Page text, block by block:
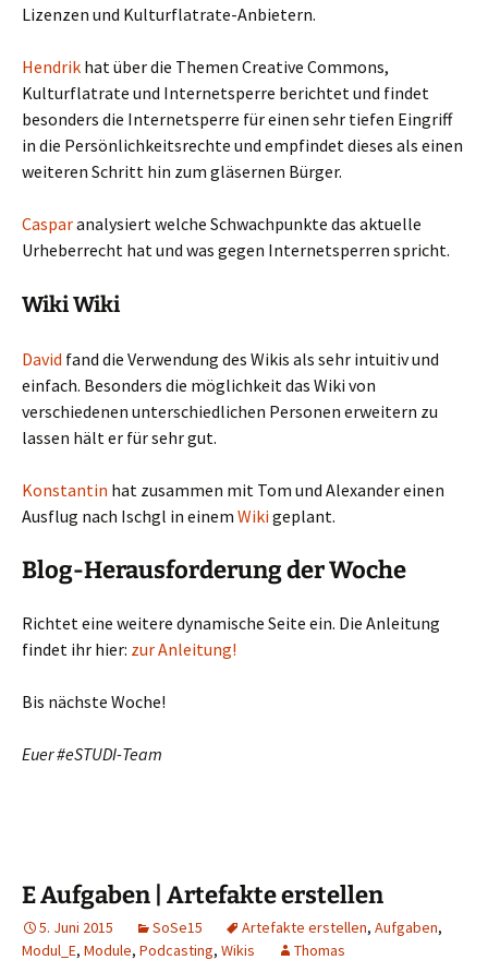
Lizenzen und Kulturflatrate-Anbietern.
Hendrik hat über die Themen Creative Commons,
Kulturflatrate und Internetsperre berichtet und findet
besonders die Internetsperre für einen sehr tiefen Eingriff
in die Persönlichkeitsrechte und empfindet dieses als einen
weiteren Schritt hin zum gläsernen Bürger.
Casparanalysiert welche Schwachpunkte das aktuelle
Urheberrecht hat und was gegen Internetsperren spricht.
Wiki Wiki
David fand die Verwendung des Wikis als sehr intuitiv und
einfach. Besonders die möglichkeit das Wiki von
verschiedenen unterschiedlichen Personen erweitern zu
lassen hält er für sehr gut.
Konstantin hat zusammen mit Tom und Alexander einen
Ausflug nach Ischgl in einem Wikigeplant.
Blog-Herausforderung der Woche
Richtet eine weitere dynamische Seite ein. Die Anleitung
findet ihr hier: zur Anleitung!
Bis nächste Woche!
Euer #eSTUDI-Team
E Aufgaben | Artefakte erstellen
5. Juni 2015 SoSe15 Artefakte erstellen, Aufgaben,
Modul_E, Module, Podcasting, Wikis Thomas